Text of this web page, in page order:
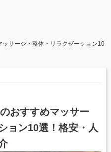
ッサージ・整体・リラクゼーション10
おすすめマッサー
ョン10選！格安・人